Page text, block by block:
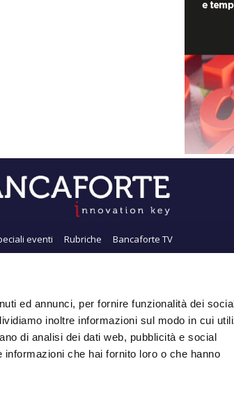
ed annunci, per fornire funzionalità dei
inoltre informazioni sul modo in cui
di analisi dei dati web, pubblicità e social
che hai fornito loro o che hanno
eventi Rubriche Bancaforte TV
Iscriviti alla Newsletter